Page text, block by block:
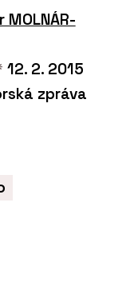
MOLNÁR-
12. 2. 2015
zpráva